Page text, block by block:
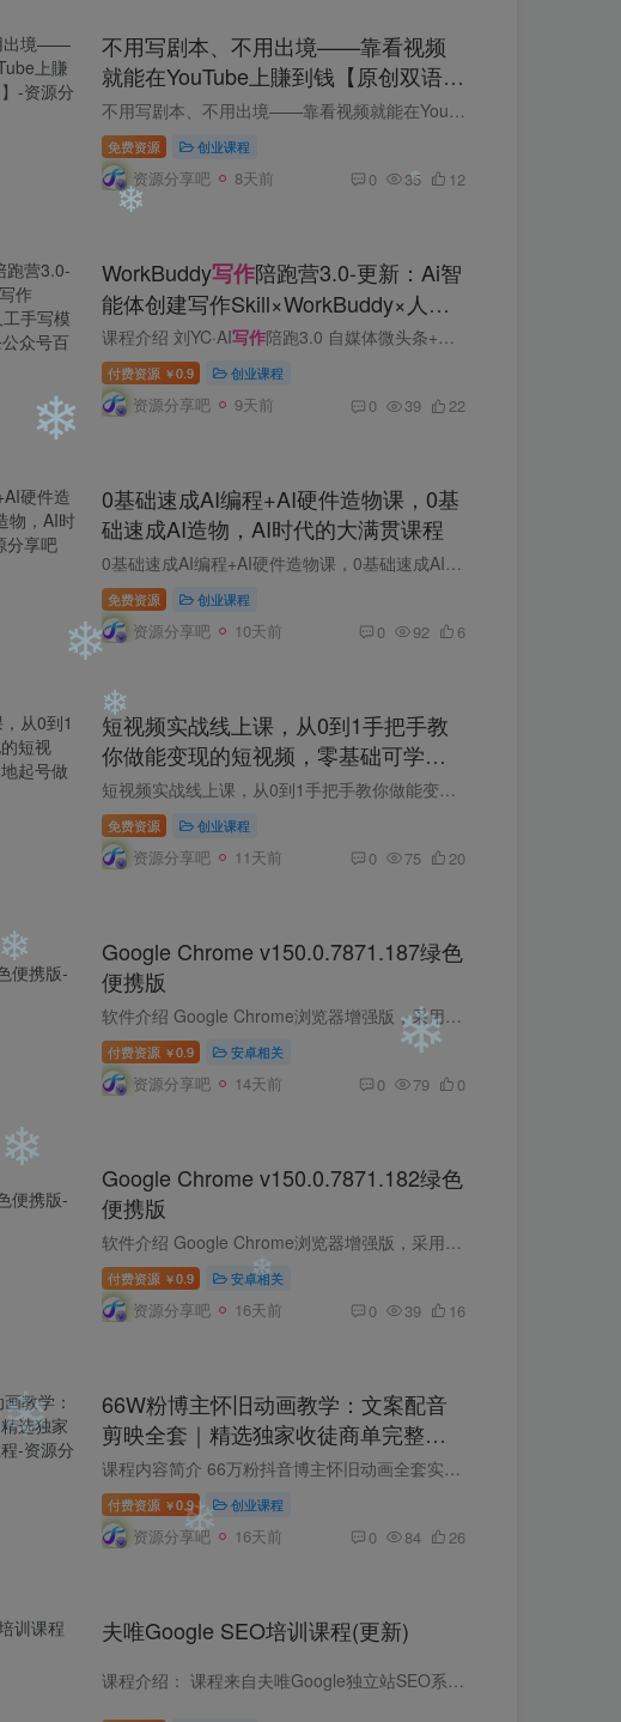
不用写剧本、不用出境——靠看视频
就能在YouTube上賺到钱【原创双语字
幕】
不用写剧本、不用出境——靠看视频就能在YouTube上賺到钱【原创双语字幕】 内容大纲： 你完全可以启动自己的YouTube频道，哪怕只是靠reaction类视频（观看并回应别人的视频），也能开始賺钱。 ...
免费资源 创业课程
资源分享吧 8天前 0 35 12
WorkBuddy写作陪跑营3.0-更新：Ai智
能体创建写作Skill×WorkBuddy×人工
手写模式×去除AI痕迹×头条公众号百
家号
课程介绍 刘YC·AI写作陪跑3.0 自媒体微头条+文章，AI写作品，去除AI痕迹，最终发出去100%人工创作 49.9[玫瑰]会员免费 主要做的项目包括：微头条、文章 主要做的平台包括：头条号、公众号、百...
付费资源 ￥0.9 创业课程
资源分享吧 9天前 0 39 22
0基础速成AI编程+AI硬件造物课，0基
础速成AI造物，AI时代的大满贯课程
0基础速成AI编程+AI硬件造物课，0基础速成AI造物，AI时代的大满贯课程 课程大纲 你能想象零基础小白几天时间就能从0到1造出一台AI机器人吗？这门课带你做到。四大模块全程实操：从3D建模画一个...
免费资源 创业课程
资源分享吧 10天前 0 92 6
短视频实战线上课，从0到1手把手教
你做能变现的短视频，零基础可学，
落地起号做爆款
短视频实战线上课，从0到1手把手教你做能变现的短视频，零基础可学，落地起号做爆款 课程涵盖 账号搭建、拍摄技巧 内容创作、万能结构 爆款开头、AI使用 剪辑、投流、爆款案例视频拆解 主打实操...
免费资源 创业课程
资源分享吧 11天前 0 75 20
Google Chrome v150.0.7871.187绿色
便携版
软件介绍 Google Chrome浏览器增强版，采用原版加入shuax便携式Dll劫持补丁打包而成，Chrome++增强软件模块，强制实现flash插件支持，解除Adobe Flash Player地区不相容限制和移除警告提示，增...
付费资源 ￥0.9 安卓相关
资源分享吧 14天前 0 79 0
Google Chrome v150.0.7871.182绿色
便携版
软件介绍 Google Chrome浏览器增强版，采用原版加入shuax便携式Dll劫持补丁打包而成，Chrome++增强软件模块，强制实现flash插件支持，解除Adobe Flash Player地区不相容限制和移除警告提示，增...
付费资源 ￥0.9 安卓相关
资源分享吧 16天前 0 39 16
66W粉博主怀旧动画教学：文案配音
剪映全套｜精选独家收徒商单完整实
操教程
课程内容简介 66万粉抖音博主怀旧动画全套实战课，面向零基础学员完整拆解爆款复古短视频制作全流程；涵盖怀旧情感文案撰写、手机/电脑双端配音工具实操、剪映精细化调色转场剪辑，配套海量怀旧...
付费资源 ￥0.9 创业课程
资源分享吧 16天前 0 84 26
夫唯Google SEO培训课程(更新)
课程介绍： 课程来自夫唯Google独立站SEO系统教程。主要内容包括：独立站建设、优化及变现全流程。课程基于WordPress/Shopify建站体系，以ABC拓词法确定核心关键词，结合AI辅助内容生成与LSI语...
❄
❄
❄
❄
❄
❄ ❄